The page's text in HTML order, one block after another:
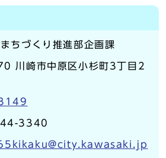
ちづくり推進部企画課
川崎市中原区小杉町3丁目2
3340